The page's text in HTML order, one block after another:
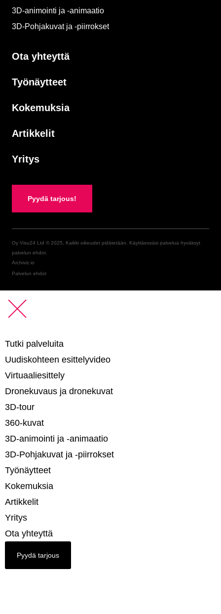
3D-animointi ja -animaatio​
3D-Pohjakuvat ja -piirrokset​
Ota yhteyttä
Työnäytteet
Kokemuksia
Artikkelit
Yritys
Pyydä tarjous!
Oy Visu24 Ltd © 2025, Kaikki oikeudet pidätetään. Käyttäessäsi palvelua hyväksyt
palvelun ehdot.
Archiviz.io
Palvelun ehdot
Tutki palveluita
Uudiskohteen esittelyvideo
Virtuaaliesittely
Dronekuvaus ja dronekuvat
3D-tour
360-kuvat
3D-animointi ja -animaatio​
3D-Pohjakuvat ja -piirrokset​
Työnäytteet
Kokemuksia
Artikkelit
Yritys
Ota yhteyttä
Pyydä tarjous